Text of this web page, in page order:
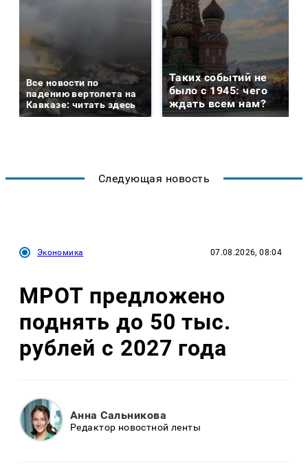
Все новости по
падению вертолета на
Кавказе: читать здесь
Таких событий не
было с 1945: чего
ждать всем нам?
Следующая новость
Экономика 07.08.2026, 08:04
МРОТ предложено
поднять до 50 тыс.
рублей с 2027 года
Анна Сальникова
Редактор новостной ленты